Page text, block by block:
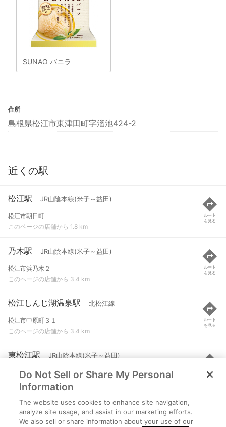
SUNAO バニラ
住所
島根県松江市東津田町字溜池424-2
近くの駅
松江駅 JR山陰本線(米子～益田)
松江市朝日町
このページの店舗から 1.8 km
ルート
を見る
乃木駅 JR山陰本線(米子～益田)
松江市浜乃木２
このページの店舗から 3.4 km
ルート
を見る
松江しんじ湖温泉駅 北松江線
松江市中原町３１
このページの店舗から 3.4 km
ルート
を見る
東松江駅 JR山陰本線(米子～益田)
松江市八幡町灘大土手外
このページの店舗から 4.4 km
ルート
を見る
揖屋駅 JR山陰本線(米子～益田)
島根県松江市東出雲町揖屋804
Do Not Sell or Share My Personal
Information
The website uses cookies to enhance site navigation,
analyze site usage, and assist in our marketing efforts.
We also sell or share information about your use of our